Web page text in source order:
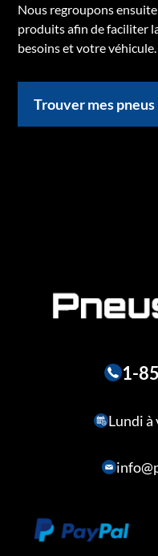
Nous regroupons
produits afin de faciliter
besoins et votre véhicule.
Trouver mes pneus
1-
Lundi à